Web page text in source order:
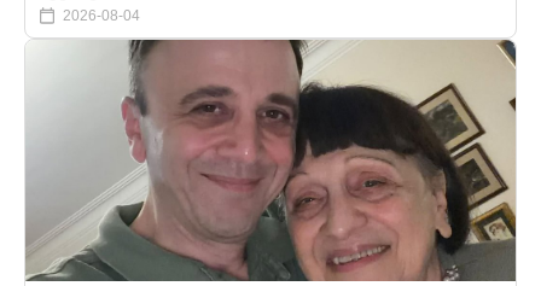
2026-08-04